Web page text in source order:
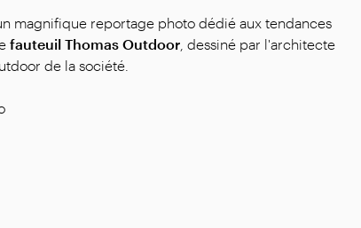
magnifique reportage photo dédié aux tendances
fauteuil Thomas Outdoor , dessiné par l'architecte
de la société.